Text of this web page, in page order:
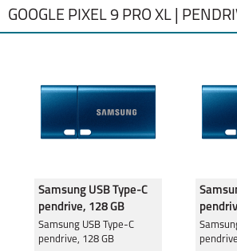
GOOGLE PIXEL 9 PRO XL |
Samsung USB Type-C
pendrive, 128 GB
Samsung USB Type-C
pendrive, 128 GB